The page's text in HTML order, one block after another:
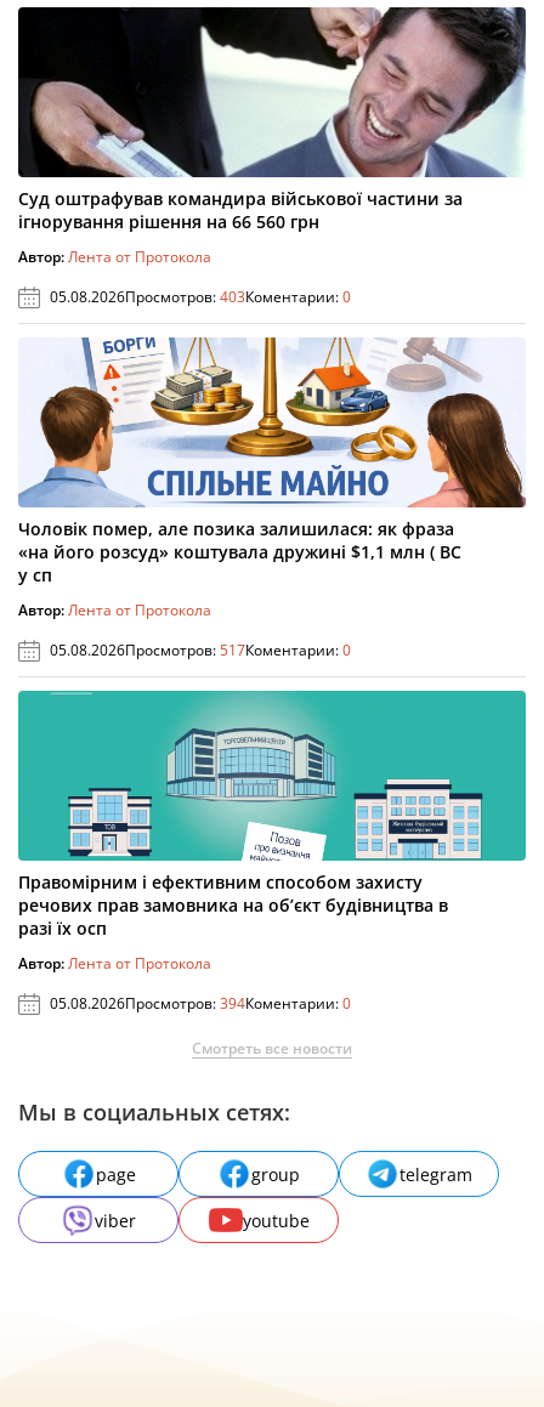
Суд оштрафував командира військової частини за
ігнорування рішення на 66 560 грн
Автор:Лента от Протокола
05.08.2026Просмотров:403Коментарии:0
Чоловік помер, але позика залишилася: як фраза
«на його розсуд» коштувала дружині $1,1 млн ( ВС
у сп
Автор:Лента от Протокола
05.08.2026Просмотров:517Коментарии:0
Правомірним і ефективним способом захисту
речових прав замовника на об’єкт будівництва в
разі їх осп
Автор:Лента от Протокола
05.08.2026Просмотров:394Коментарии:0
Смотреть все новости
Мы в социальных сетях:
page group
telegram
viber
youtube